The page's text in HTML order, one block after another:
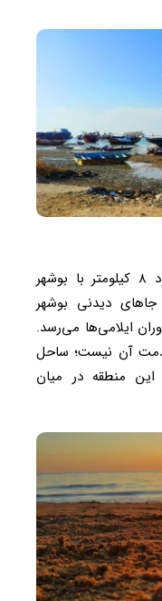
منطقه ریشهر حدود ۸ کیلومتر با بوشهر
جاهای دیدنی بوشهر
ایلامی‌ها می‌رسد.
آن نیست؛ ساحل
منطقه در میان